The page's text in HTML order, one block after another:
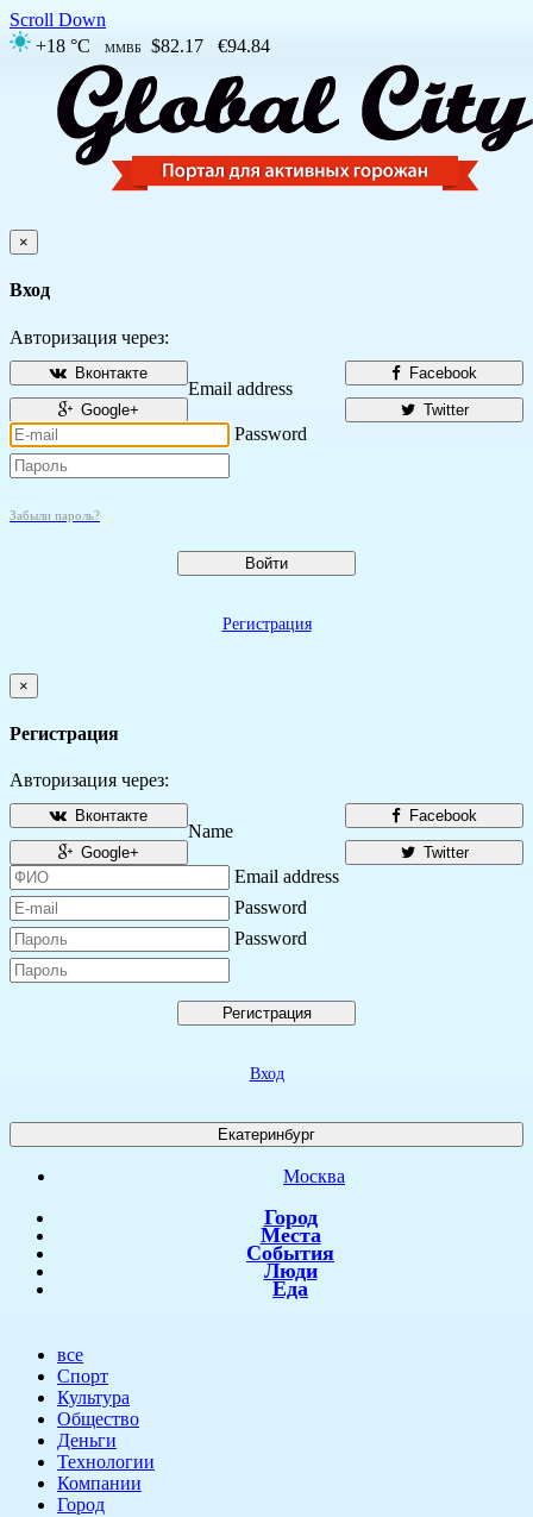
Scroll Down
+18 °C
ММВБ $82.17 €94.84
×
Вход
Авторизация через:
Facebook
Вконтакте
Twitter
Google+
Email address
Password
Забыли пароль?
Войти
Регистрация
×
Регистрация
Авторизация через:
Facebook
Вконтакте
Twitter
Google+
Name
Email address
Password
Password
Регистрация
Вход
Екатеринбург
Москва
Город
Места
События
Люди
Еда
все
Спорт
Культура
Общество
Деньги
Технологии
Компании
Город